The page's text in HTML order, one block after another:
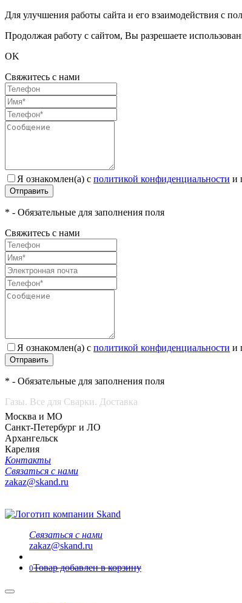
Для улучшения работы сайта и его взаимодействия с
Продолжая работу с сайтом, Вы разрешаете
OK
Свяжитесь с нами
Я ознакомлен(а) с политикой конфиденциальности и
Отправить
* - Обязательные для заполнения поля
Свяжитесь с нами
Я ознакомлен(а) с политикой конфиденциальности и
Отправить
* - Обязательные для заполнения поля
Газы. Все для Сварки. Доставка
Москва и МО
Санкт-Петербург и ЛО
Архангельск
Карелия
Контакты
Связаться с нами
zakaz@skand.ru
Связаться с нами
zakaz@skand.ru
0Товар добавлен в корзину